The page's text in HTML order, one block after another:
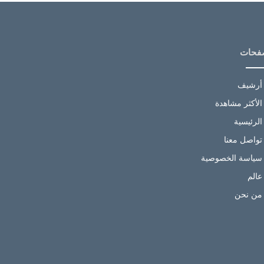
أرشيف
الأكثر مشاهدة
الرئيسية
تواصل معنا
سياسة الخصوصية
عالم
من نحن